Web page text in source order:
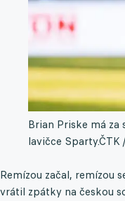
Brian Priske má za
lavičce Sparty.ČTK
Remízou začal, remízou
vrátil zpátky na českou